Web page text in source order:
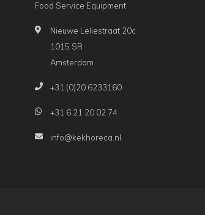
Food Service Equipment
Nieuwe Leliestraat 20c
1015 SR
Amsterdam
+31 (0)20 6233160
+31 6 21 20 02 74
info@kekhoreca.nl